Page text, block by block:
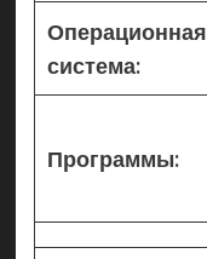
Операционная
система:
Программы: